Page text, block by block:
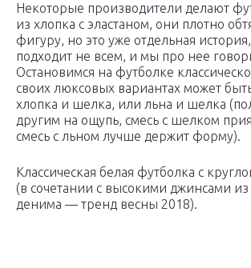
Некоторые производители делают
из хлопка с эластаном, они плотно
фигуру, но это уже отдельная
подходит не всем, и мы про нее
Остановимся на футболке
своих люксовых вариантах может
хлопка и шелка, или льна и шелка
другим на ощупь, смесь с шелком
смесь с льном лучше держит форму).
Классическая белая футболка с
(в сочетании с высокими джинсами
денима — тренд весны 2018).